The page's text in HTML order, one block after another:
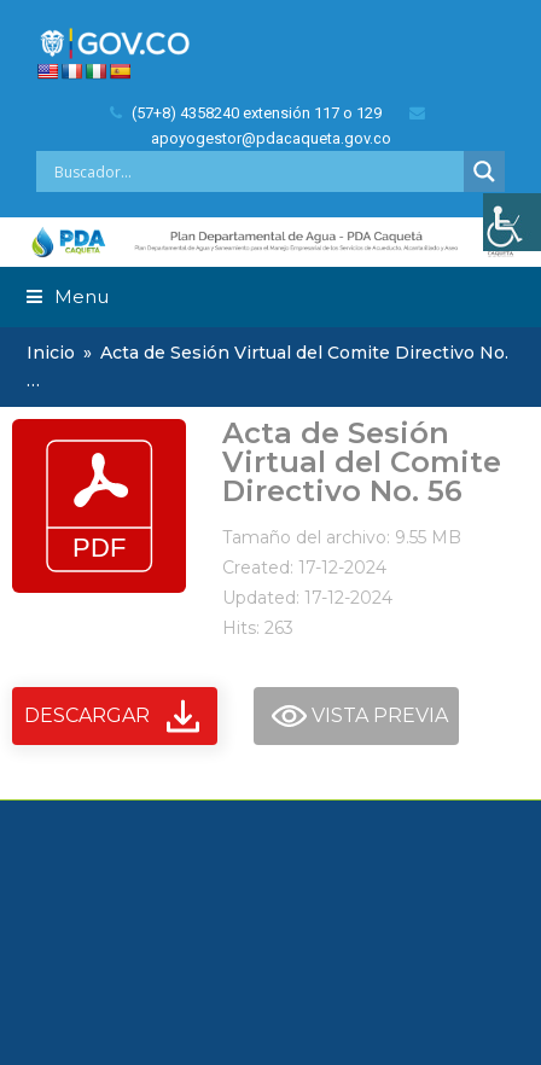
(57+8) 4358240 extensión 117 o 129
apoyogestor@pdacaqueta.gov.co
Menu
Inicio » Acta de Sesión Virtual del Comite Directivo No.
…
Acta de Sesión
Virtual del Comite
Directivo No. 56
Tamaño del archivo: 9.55 MB
Created: 17-12-2024
Updated: 17-12-2024
Hits: 263
DESCARGAR VISTA PREVIA